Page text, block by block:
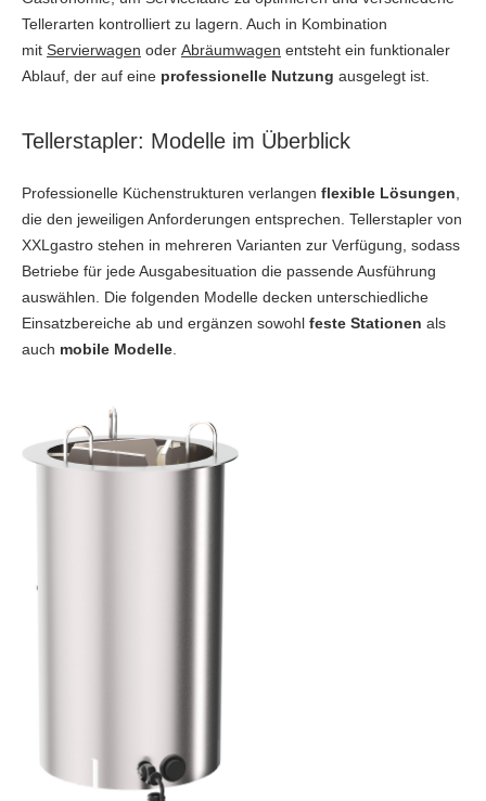
Tellerarten kontrolliert zu lagern. Auch in Kombination
mit Servierwagen oder Abräumwagen entsteht ein funktionaler
Ablauf, der auf eine professionelle Nutzung ausgelegt ist.
Tellerstapler: Modelle im Überblick
Professionelle Küchenstrukturen verlangen flexible Lösungen
die den jeweiligen Anforderungen entsprechen. Tellerstapler von
XXLgastro stehen in mehreren Varianten zur Verfügung, sodass
Betriebe für jede Ausgabesituation die passende Ausführung
auswählen. Die folgenden Modelle decken unterschiedliche
Einsatzbereiche ab und ergänzen sowohl feste Stationen als
auch mobile Modelle